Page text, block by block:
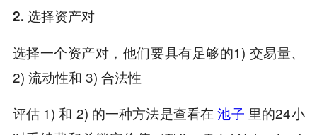
2. 选择资产对
选择一个资产对，他们要具有足够的1) 交易量、
2) 流动性和 3) 合法性
评估 1) 和 2) 的一种方法是查看在池子 里的24小